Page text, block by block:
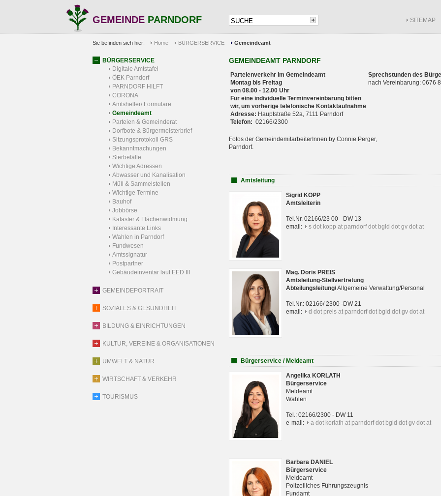
GEMEINDE PARNDORF SITEMAP
Sie befinden sich hier: Home BÜRGERSERVICE Gemeindeamt
BÜRGERSERVICE
Digitale Amtstafel
ÖEK Parndorf
PARNDORF HILFT
CORONA
Amtshelfer/ Formulare
Gemeindeamt
Parteien & Gemeinderat
Dorfbote & Bürgermeisterbrief
Sitzungsprotokoll GRS
Bekanntmachungen
Sterbefälle
Wichtige Adressen
Abwasser und Kanalisation
Müll & Sammelstellen
Wichtige Termine
Bauhof
Jobbörse
Kataster & Flächenwidmung
Interessante Links
Wahlen in Parndorf
Fundwesen
Amtssignatur
Postpartner
Gebäudeinventar laut EED III
GEMEINDEPORTRAIT
SOZIALES & GESUNDHEIT
BILDUNG & EINRICHTUNGEN
KULTUR, VEREINE & ORGANISATIONEN
UMWELT & NATUR
WIRTSCHAFT & VERKEHR
TOURISMUS
GEMEINDEAMT PARNDORF
Parteienverkehr im Gemeindeamt
Montag bis Freitag
von 08.00 - 12.00 Uhr
Für eine individuelle Terminvereinbarung bitten
wir, um vorherige telefonische Kontaktaufnahme
Adresse: Hauptstraße 52a, 7111 Parndorf
Telefon: 02166/2300
Sprechstunden des
nach Vereinbarung: 0676
Fotos der GemeindemitarbeiterInnen by Connie Perger,
Parndorf.
Amtsleitung
Sigrid KOPP
Amtsleiterin
Tel.Nr. 02166/23 00 - DW 13
email:
s dot kopp at parndorf dot bgld dot gv dot at
Mag. Doris PREIS
Amtsleitung-Stellvertretung
Abteilungsleitung/Allgemeine Verwaltung/Personal
Tel.Nr.: 02166/ 2300 -DW 21
email:
d dot preis at parndorf dot bgld dot gv dot at
Bürgerservice / Meldeamt
Angelika KORLATH
Bürgerservice
Meldeamt
Wahlen
Tel.: 02166/2300 - DW 11
e-mail:
a dot korlath at parndorf dot bgld dot gv dot at
Barbara DANIEL
Bürgerservice
Meldeamt
Polizeiliches Führungszeugnis
Fundamt